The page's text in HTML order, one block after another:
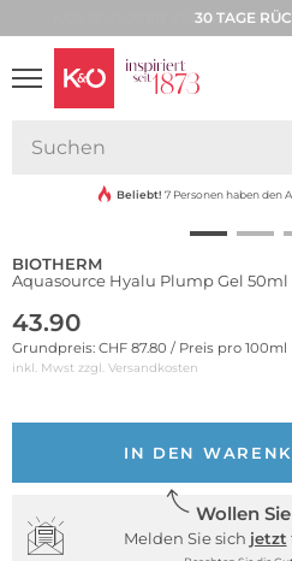
30 TAGE
VIBES
Beliebt! 7 Personen haben den
BIOTHERM
Aquasource Hyalu Plump Gel 50ml
43.90
Grundpreis: CHF 87.80 / Preis pro 100ml
inkl. Mwst zzgl. Versandkosten
IN DEN
Wollen
Melden Sie sich jetzt